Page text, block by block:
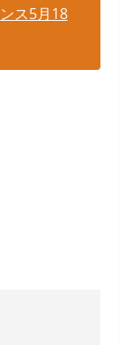
ス5月18